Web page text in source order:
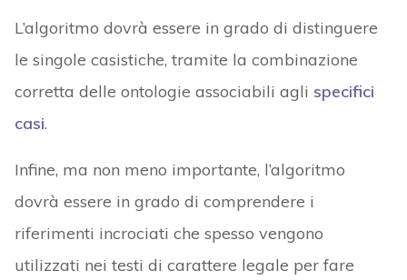
L’algoritmo dovrà essere in grado di distinguere
le singole casistiche, tramite la combinazione
corretta delle ontologie associabili agli specifici
casi.
Infine, ma non meno importante, l’algoritmo
dovrà essere in grado di comprendere i
riferimenti incrociati che spesso vengono
utilizzati nei testi di carattere legale per fare